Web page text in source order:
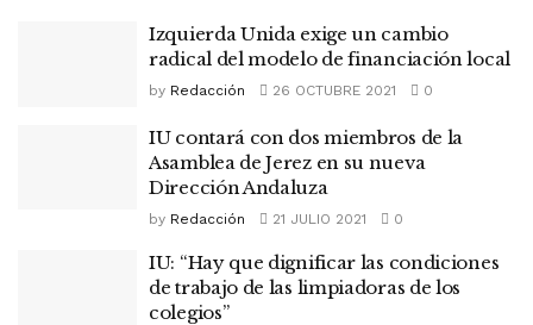
Izquierda Unida exige un cambio
radical del modelo de financiación local
by Redacción 26 OCTUBRE 2021 0
IU contará con dos miembros de la
Asamblea de Jerez en su nueva
Dirección Andaluza
by Redacción 21 JULIO 2021 0
IU: “Hay que dignificar las condiciones
de trabajo de las limpiadoras de los
colegios”